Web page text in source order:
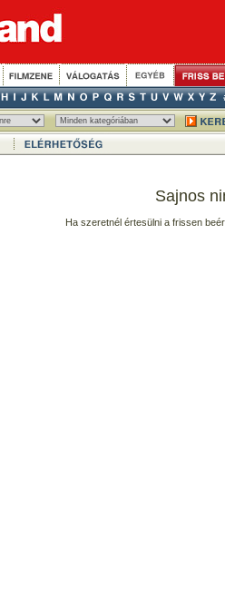
Sajnos
Ha szeretnél értesülni a frissen